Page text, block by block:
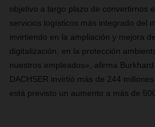
objetivo a largo plazo de convertirnos
servicios logísticos más integrado del
invirtiendo en la ampliación y mejora
digitalización, en la protección
nuestros empleados», afirma Burkhard
DACHSER invirtió más de 244
está previsto un aumento a más de